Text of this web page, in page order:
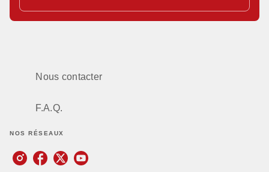
Nous contacter
F.A.Q.
NOS RÉSEAUX